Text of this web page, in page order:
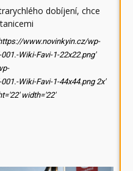
dobíjení, chce
www.novinkyin.cz/wp-
Wiki-Favi-1-22x22.png'
Wiki-Favi-1-44x44.png 2x'
width='22'